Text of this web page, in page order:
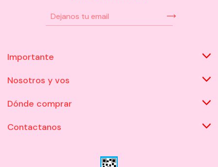
Importante
Nosotros y vos
Dónde comprar
Contactanos